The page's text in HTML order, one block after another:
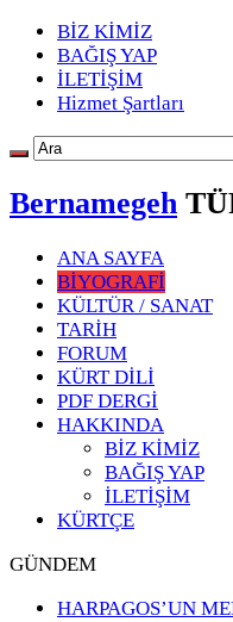
BİZ KİMİZ
BAĞIŞ YAP
İLETİŞİM
Hizmet Şartları
Bernamegeh
ANA SAYFA
BİYOGRAFİ
KÜLTÜR / SANAT
TARİH
FORUM
KÜRT DİLİ
PDF DERGİ
HAKKINDA
BİZ KİMİZ
BAĞIŞ YAP
İLETİŞİM
KÜRTÇE
GÜNDEM
HARPAGOS’UN